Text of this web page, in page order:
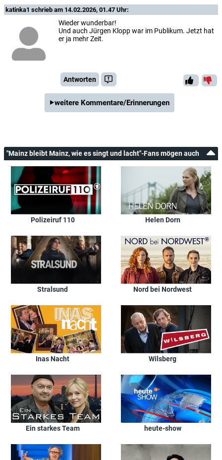
katinka1 schrieb am 14.02.2026, 01.47 Uhr:
Wieder wunderbar!
Und auch Jürgen Klopp war im Publikum. Jetzt hat
er ja mehr Zeit.
Antworten
weitere Kommentare/Erinnerungen
"Mainz bleibt Mainz, wie es singt und lacht"-Fans mögen auch
Polizeiruf 110 Helen Dorn
Stralsund Nord bei Nordwest
Inas Nacht Wilsberg
Ein starkes Team heute-show